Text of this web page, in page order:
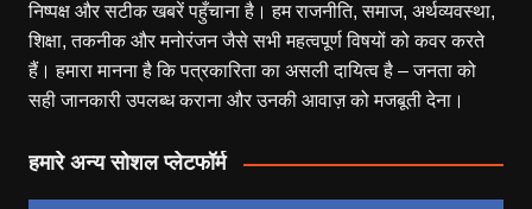
निष्पक्ष और सटीक खबरें पहुँचाना है। हम राजनीति, समाज, अर्थव्यवस्था,
शिक्षा, तकनीक और मनोरंजन जैसे सभी महत्वपूर्ण विषयों को कवर करते
हैं। हमारा मानना है कि पत्रकारिता का असली दायित्व है – जनता को
सही जानकारी उपलब्ध कराना और उनकी आवाज़ को मजबूती देना।
हमारे अन्य सोशल प्लेटफॉर्म